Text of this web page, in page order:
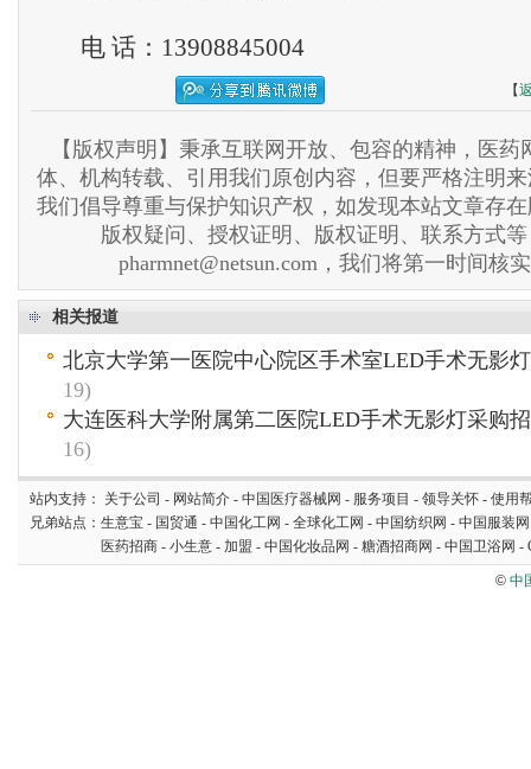
电 话：13908845004
【
【版权声明】秉承互联网开放、包容的精神，医药
体、机构转载、引用我们原创内容，但要严格注明
我们倡导尊重与保护知识产权，如发现本站文章存
版权疑问、授权证明、版权证明、联系方式
pharmnet@netsun.com，我们将第一时间核
相关报道
北京大学第一医院中心院区手术室LED手术无影
19)
大连医科大学附属第二医院LED手术无影灯采购
16)
站内支持： 关于公司 - 网站简介 - 中国医疗器械网 - 服务项目 - 领导关怀 - 使用
兄弟站点： 生意宝 - 国贸通 - 中国化工网 - 全球化工网 - 中国纺织网 - 中国服装网
医药招商 - 小生意 - 加盟 - 中国化妆品网 - 糖酒招商网 - 中国卫浴网 -
© 中